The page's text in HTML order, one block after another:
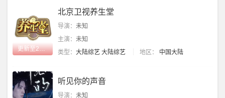
更新至20260808
北京卫视养生堂
导演： 未知
主演： 未知
类型： 大陆综艺 大陆综艺 地区： 中国大陆
听见你的声音
导演： 未知